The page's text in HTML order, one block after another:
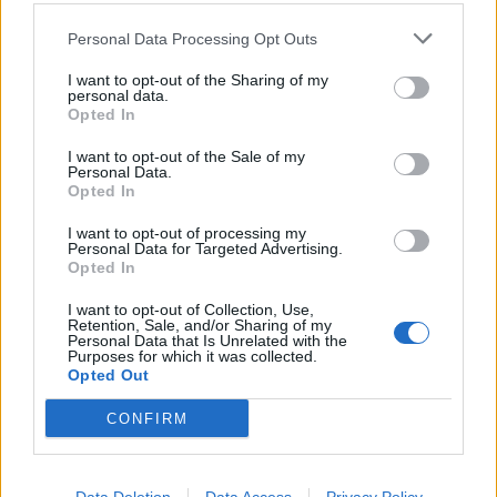
Personal Data Processing Opt Outs
I want to opt-out of the Sharing of my
personal data.
Opted In
I want to opt-out of the Sale of my
Personal Data.
Opted In
I want to opt-out of processing my
Personal Data for Targeted Advertising.
Opted In
I want to opt-out of Collection, Use,
Retention, Sale, and/or Sharing of my
Personal Data that Is Unrelated with the
Purposes for which it was collected.
Opted Out
CONFIRM
γρηγορότερα από πέρυσι.
Αναφερόμενος στις πυρκαγιές που καταγράφονται
στην χώρα μας τόνισε πως όλα αυτά τα δεινά που
και άσκεφτης καταστροφής που κάνουμε στον
πλανήτη και αυτό φέρνει περιβαλλοντικές
καταστροφές αύξηση της θερμοκρασίας, οι
πυρκαγιές και οι οικολογικές καταστροφές είναι η
οικοσύστημα με αποτέλεσμα ζώα που δεν ήταν
ζώα και ιοιί που ήταν σε μικές περιοχές του
πλανήτη έχουν την ευκαιρία να επεκταθούν.
Ο ίδιος επεσήμανε πως πρέπει σοβαρά να